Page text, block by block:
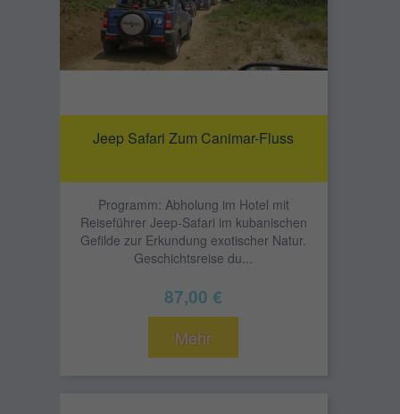
Jeep Safari Zum Canimar-Fluss
Programm: Abholung im Hotel mit
Reiseführer Jeep-Safari im kubanischen
Gefilde zur Erkundung exotischer Natur.
Geschichtsreise du...
87,00 €
Mehr